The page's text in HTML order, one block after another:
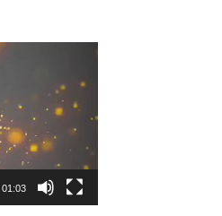
01:03